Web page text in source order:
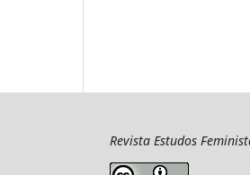
Revista Estudos